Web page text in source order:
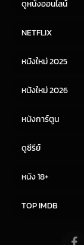
ดูหนังออนไลน์
หนังจีน
NETFLIX
หนังใหม่ 2025
หนังใหม่ 2026
หนังการ์ตูน
ดูซีรีย์
หนัง 18+
TOP IMDB